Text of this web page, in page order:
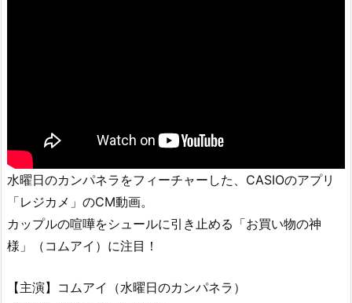
水曜日のカンパネラをフィーチャーした、CASIOのアプリ
「レジカメ」のCM動画。
カップルの喧嘩をシュールに引き止める「お買い物の神
様」（コムアイ）に注目！
【主演】コムアイ（水曜日のカンパネラ）